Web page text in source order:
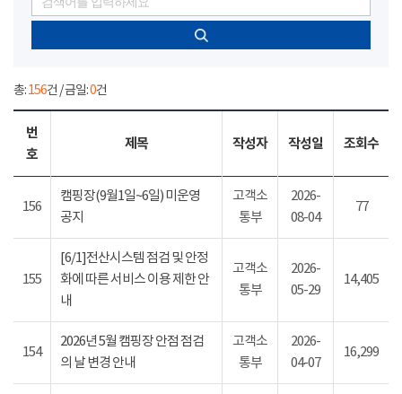
총:156건 / 금일:0건
번
호
제목 작성자 작성일 조회수
156
캠핑장(9월1일~6일) 미운영
공지
고객소
통부
2026-
08-04
77
155
[6/1]전산시스템 점검 및 안정
화에 따른 서비스 이용 제한 안
내
고객소
통부
2026-
05-29
14,405
154
2026년 5월 캠핑장 안점 점검
의 날 변경 안내
고객소
통부
2026-
04-07
16,299